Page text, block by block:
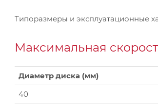
Типоразмеры и эксплуатационные
Максимальная
Диаметр диска (мм)
40